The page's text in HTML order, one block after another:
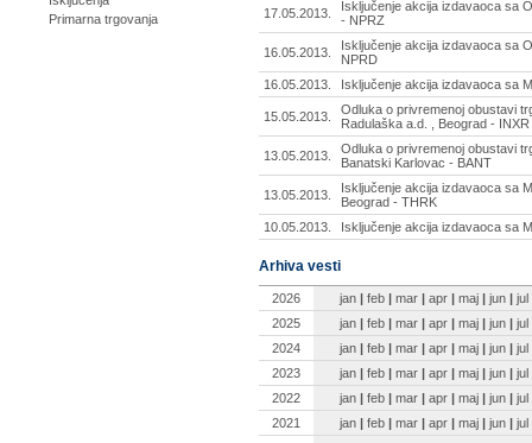
Primarna trgovanja
17.05.2013.
Isključenje akcija izdavaoca sa
- NPRZ
16.05.2013.
Isključenje akcija izdavaoca sa
NPRD
16.05.2013.
Isključenje akcija izdavaoca sa
15.05.2013.
Odluka o privremenoj obustavi
Radulaška a.d. , Beograd - INXR
13.05.2013.
Odluka o privremenoj obustavi
Banatski Karlovac - BANT
13.05.2013.
Isključenje akcija izdavaoca sa
Beograd - THRK
10.05.2013.
Isključenje akcija izdavaoca sa
Arhiva vesti
2026 jan | feb | mar | apr | maj | jun | jul
2025
jan | feb | mar | apr | maj | jun | jul
2024
jan | feb | mar | apr | maj | jun | jul
2023
jan | feb | mar | apr | maj | jun | jul
2022
jan | feb | mar | apr | maj | jun | jul
2021
jan | feb | mar | apr | maj | jun | jul